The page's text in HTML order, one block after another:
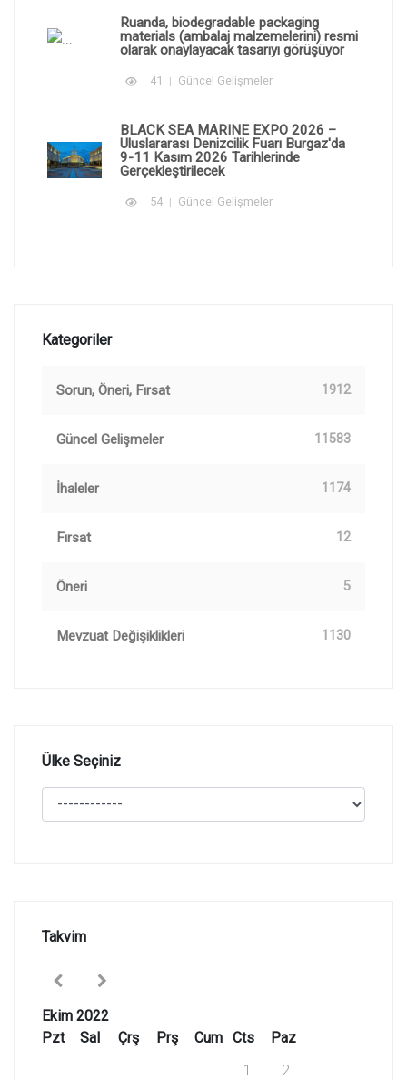
Ruanda, biodegradable packaging
materials (ambalaj malzemelerini) resmi
olarak onaylayacak tasarıyı görüşüyor
41 Güncel Gelişmeler
BLACK SEA MARINE EXPO 2026 –
Uluslararası Denizcilik Fuarı Burgaz'da
9-11 Kasım 2026 Tarihlerinde
Gerçekleştirilecek
54 Güncel Gelişmeler
Kategoriler
Sorun, Öneri, Fırsat 1912
Güncel Gelişmeler 11583
İhaleler 1174
Fırsat 12
Öneri 5
Mevzuat Değişiklikleri 1130
Ülke Seçiniz
Takvim
Ekim 2022
Pzt
Sal Çrş Prş Cum Cts
Paz
1
2